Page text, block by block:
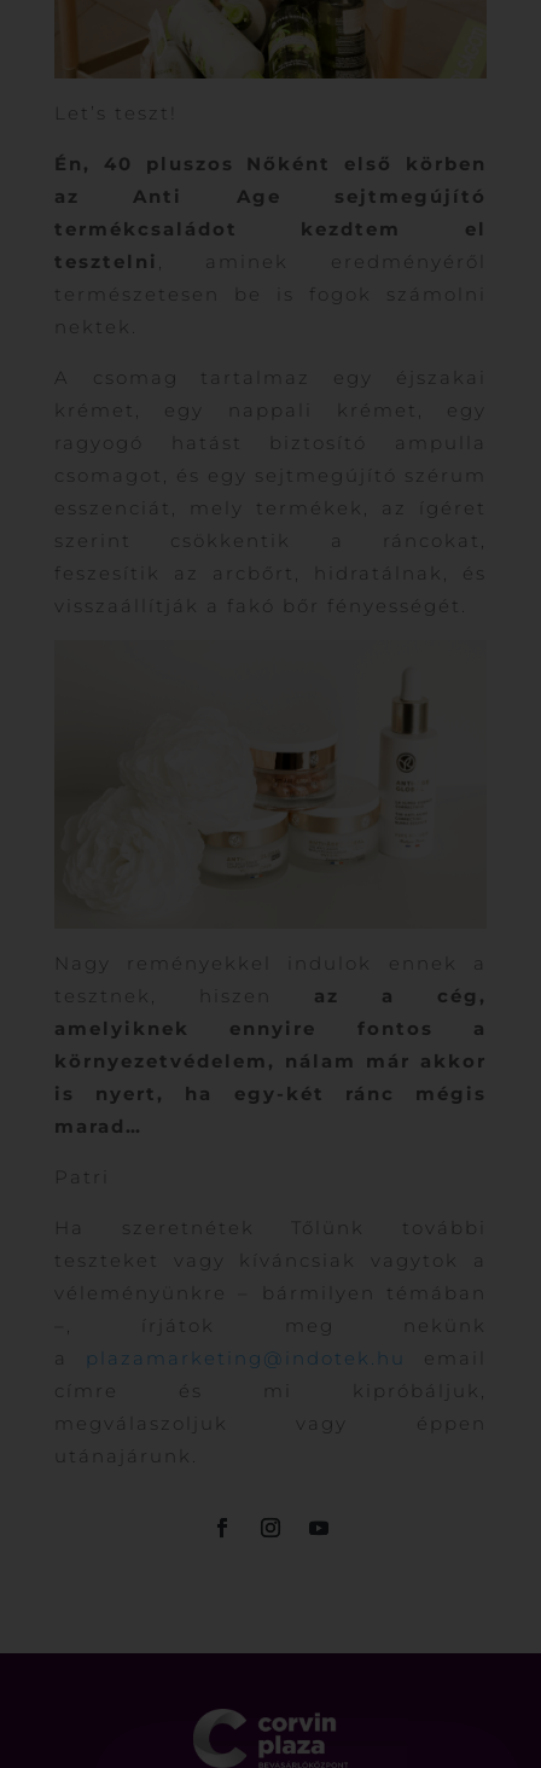
Let’s teszt!
Én, 40 pluszos Nőként első körben
az Anti Age sejtmegújító
termékcsaládot kezdtem el
tesztelni , aminek eredményéről
természetesen be is fogok számolni
nektek.
A csomag tartalmaz egy éjszakai
krémet, egy nappali krémet, egy
ragyogó hatást biztosító ampulla
csomagot, és egy sejtmegújító szérum
esszenciát, mely termékek, az ígéret
szerint csökkentik a ráncokat,
feszesítik az arcbőrt, hidratálnak, és
visszaállítják a fakó bőr fényességét.
Nagy reményekkel indulok ennek a
tesztnek, hiszen az a cég,
amelyiknek ennyire fontos a
környezetvédelem, nálam már akkor
is nyert, ha egy-két ránc mégis
marad…
Patri
Ha szeretnétek Tőlünk további
teszteket vagy kíváncsiak vagytok a
véleményünkre – bármilyen témában
–, írjátok meg nekünk
a
plazamarketing@indotek.hu
email
címre és mi kipróbáljuk,
megválaszoljuk vagy éppen
utánajárunk.